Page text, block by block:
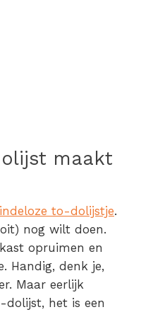
maakt
to-dolijstje.
nog wilt doen.
opruimen en
Handig, denk je,
Maar eerlijk
dolijst, het is een